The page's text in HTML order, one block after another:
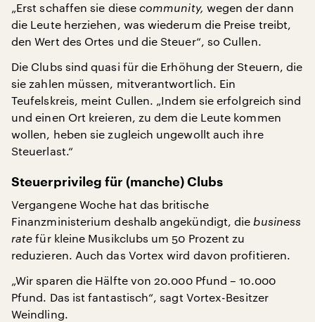
„Erst schaffen sie diese community, wegen der dann
die Leute herziehen, was wiederum die Preise treibt,
den Wert des Ortes und die Steuer“, so Cullen.
Die Clubs sind quasi für die Erhöhung der Steuern, die
sie zahlen müssen, mitverantwortlich. Ein
Teufelskreis, meint Cullen. „Indem sie erfolgreich sind
und einen Ort kreieren, zu dem die Leute kommen
wollen, heben sie zugleich ungewollt auch ihre
Steuerlast.“
Steuerprivileg für (manche) Clubs
Vergangene Woche hat das britische
Finanzministerium deshalb angekündigt, die business
rate für kleine Musikclubs um 50 Prozent zu
reduzieren. Auch das Vortex wird davon profitieren.
„Wir sparen die Hälfte von 20.000 Pfund – 10.000
Pfund. Das ist fantastisch“, sagt Vortex-Besitzer
Weindling.